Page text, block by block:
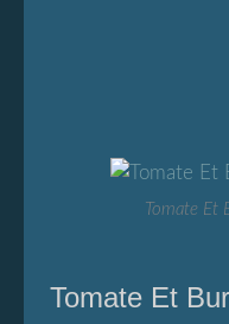
Tomate Et
Tomate Et